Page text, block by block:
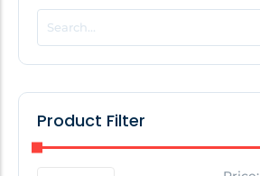
POPULAR THIS WEEK
No Posts Found!
Product Filter